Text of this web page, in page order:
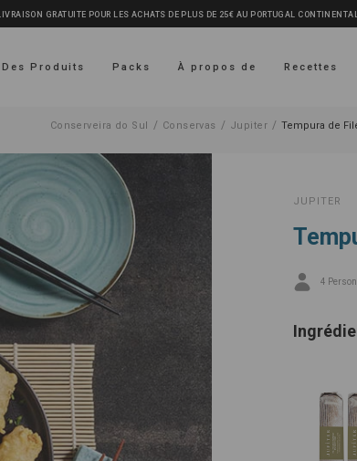
LIVRAISON GRATUITE POUR LES ACHATS DE PLUS DE 25€ AU PORTUGAL
Des Produits Packs À propos de Recettes
Conserveira do Sul / Conservas / Jupiter / Tempura de
JUPITER
4